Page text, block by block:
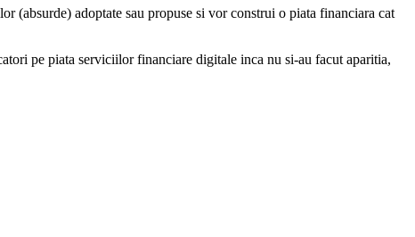
(absurde) adoptate sau propuse si vor construi o piata financiara cat
pe piata serviciilor financiare digitale inca nu si-au facut aparitia,